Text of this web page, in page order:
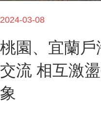
2024-03-08
桃園、宜蘭
交流 相互激
象